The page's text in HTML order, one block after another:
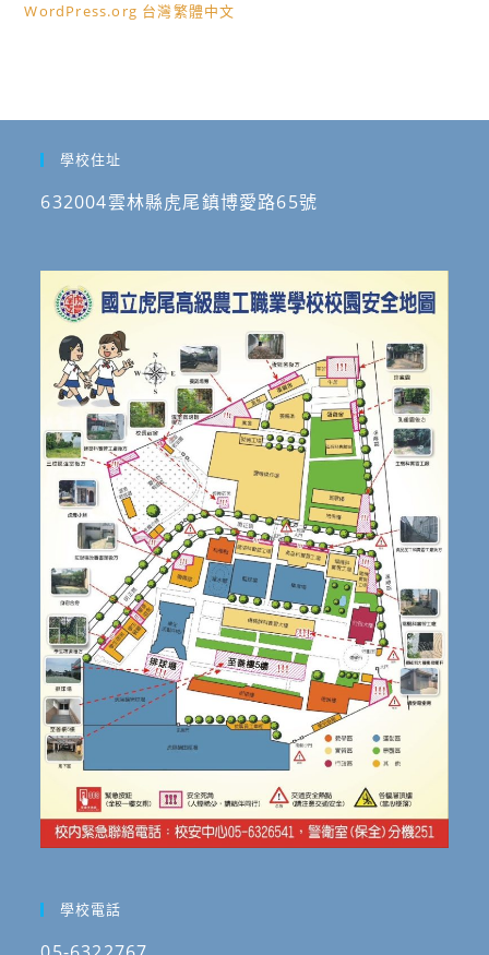
WordPress.org 台灣繁體中文
學校住址
632004雲林縣虎尾鎮博愛路65號
學校電話